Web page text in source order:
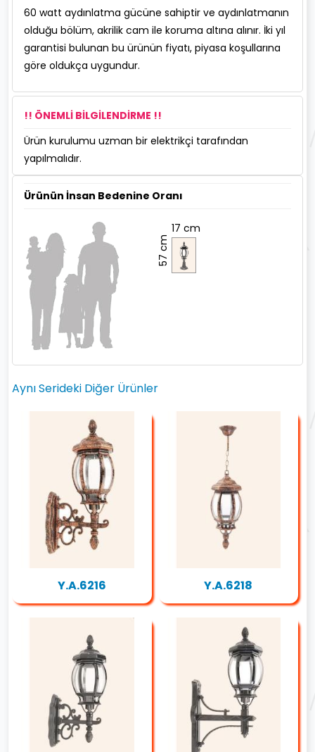
60 watt aydınlatma gücüne sahiptir ve aydınlatmanın
olduğu bölüm, akrilik cam ile koruma altına alınır. İki yıl
garantisi bulunan bu ürünün fiyatı, piyasa koşullarına
göre oldukça uygundur.
!! ÖNEMLİ BİLGİLENDİRME !!
Ürün kurulumu uzman bir elektrikçi tarafından
yapılmalıdır.
Ürünün İnsan Bedenine Oranı
17 cm
57 cm
Aynı Serideki Diğer Ürünler
Y.A.6216 Y.A.6218